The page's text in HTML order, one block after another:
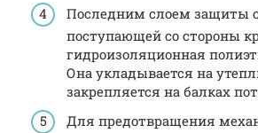
Последним слоем защиты
поступающей со стороны
гидроизоляционная
Она укладывается на
закрепляется на балках
Для предотвращения